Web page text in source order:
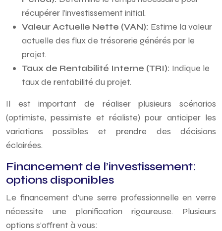
récupérer l’investissement initial.
Valeur Actuelle Nette (VAN): Estime la valeur
actuelle des flux de trésorerie générés par le
projet.
Taux de Rentabilité Interne (TRI): Indique le
taux de rentabilité du projet.
Il est important de réaliser plusieurs scénarios
(optimiste, pessimiste et réaliste) pour anticiper les
variations possibles et prendre des décisions
éclairées.
Financement de l’investissement:
options disponibles
Le financement d’une serre professionnelle en verre
nécessite une planification rigoureuse. Plusieurs
options s’offrent à vous: